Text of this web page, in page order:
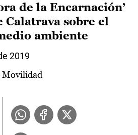
de la Encarnación’
Calatrava sobre el
ambiente
2019
Movilidad